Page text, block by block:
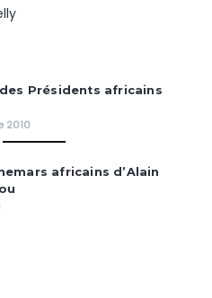
Présidents africains
2010
africains d’Alain